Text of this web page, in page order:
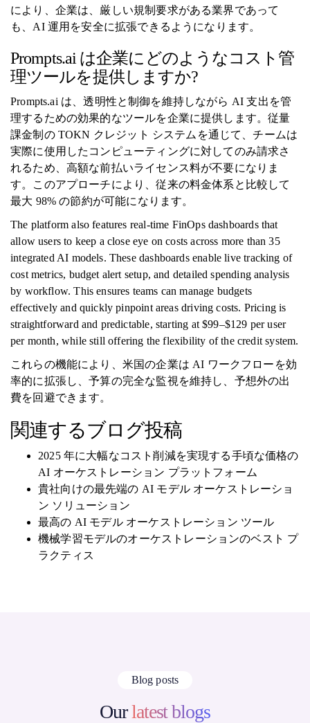
により、企業は、厳しい規制要求がある業界であって
も、AI 運用を安全に拡張できるようになります。
Prompts.ai は企業にどのようなコスト管
理ツールを提供しますか?
Prompts.ai は、透明性と制御を維持しながら AI 支出を管
理するための効果的なツールを企業に提供します。従量
課金制の TOKN クレジット システムを通じて、チームは
実際に使用したコンピューティングに対してのみ請求さ
れるため、高額な前払いライセンス料が不要になりま
す。このアプローチにより、従来の料金体系と比較して
最大 98% の節約が可能になります。
The platform also features real-time FinOps dashboards that
allow users to keep a close eye on costs across more than 35
integrated AI models. These dashboards enable live tracking of
cost metrics, budget alert setup, and detailed spending analysis
by workflow. This ensures teams can manage budgets
effectively and quickly pinpoint areas driving costs. Pricing is
straightforward and predictable, starting at $99–$129 per user
per month, while still offering the flexibility of the credit system.
これらの機能により、米国の企業は AI ワークフローを効
率的に拡張し、予算の完全な監視を維持し、予想外の出
費を回避できます。
関連するブログ投稿
2025 年に大幅なコスト削減を実現する手頃な価格の
AI オーケストレーション プラットフォーム
貴社向けの最先端の AI モデル オーケストレーショ
ン ソリューション
最高の AI モデル オーケストレーション ツール
機械学習モデルのオーケストレーションのベスト プ
ラクティス
Blog posts
Ourlatest blogs